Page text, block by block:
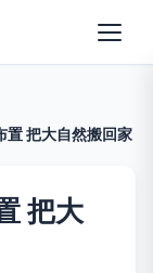
置 把大自然搬回家
把大